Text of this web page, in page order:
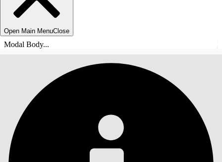
Open Main MenuClose
Modal Body...
INHALT